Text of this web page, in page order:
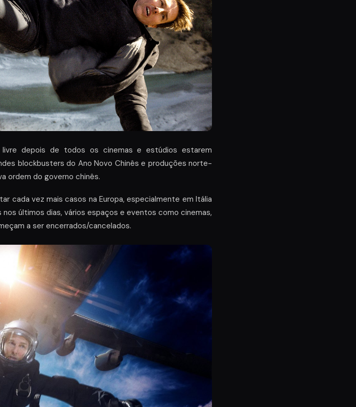
depois de todos os cinemas e estúdios estarem
blockbusters do Ano Novo Chinês e produções norte-
ordem do governo chinês.
cada vez mais casos na Europa, especialmente em Itália
últimos dias, vários espaços e eventos como cinemas,
a ser encerrados/cancelados.